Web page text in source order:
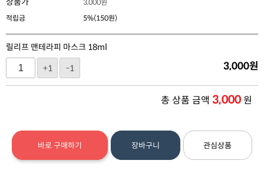
3,000원
적립금
5%(150원)
릴리프 맨테라피 마스크 18ml
+1
-1 3,000원
총 상품 금액 3,000원
바로 구매하기 장바구니 관심상품